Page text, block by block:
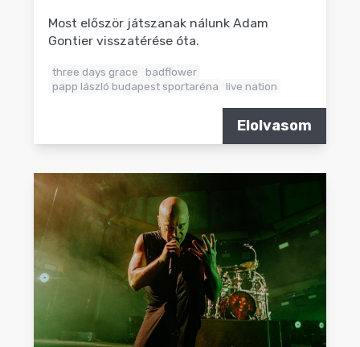
Most először játszanak nálunk Adam
Gontier visszatérése óta.
three days grace
badflower
papp lászló budapest sportaréna
live nation
Elolvasom